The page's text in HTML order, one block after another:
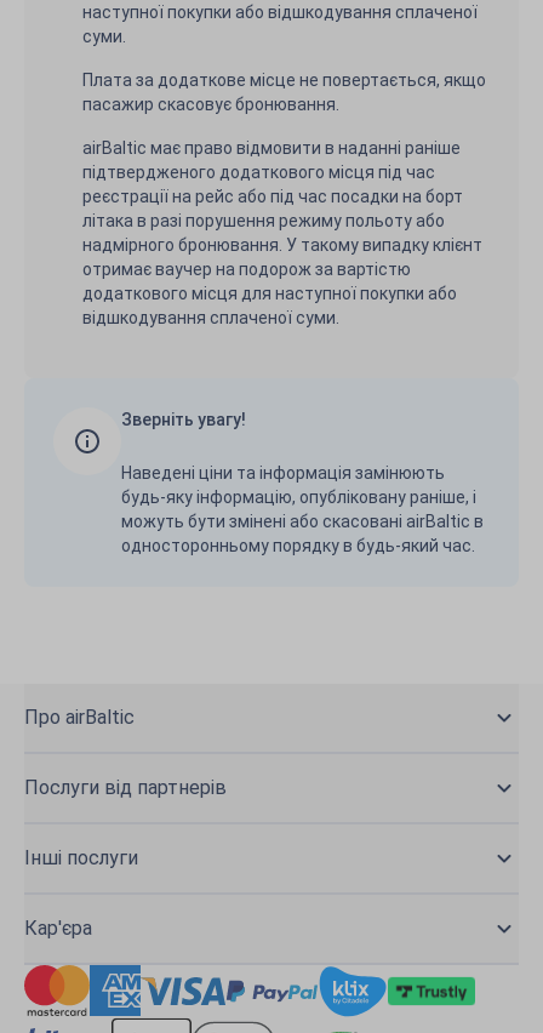
наступної покупки або відшкодування сплаченої
суми.
Плата за додаткове місце не повертається, якщо
пасажир скасовує бронювання.
airBaltic має право відмовити в наданні раніше
підтвердженого додаткового місця під час
реєстрації на рейс або під час посадки на борт
літака в разі порушення режиму польоту або
надмірного бронювання. У такому випадку клієнт
отримає ваучер на подорож за вартістю
додаткового місця для наступної покупки або
відшкодування сплаченої суми.
Зверніть увагу!
Наведені ціни та інформація замінюють
будь-яку інформацію, опубліковану раніше, і
можуть бути змінені або скасовані airBaltic в
односторонньому порядку в будь-який час.
Про airBaltic
Послуги від партнерів
Інші послуги
Кар'єра